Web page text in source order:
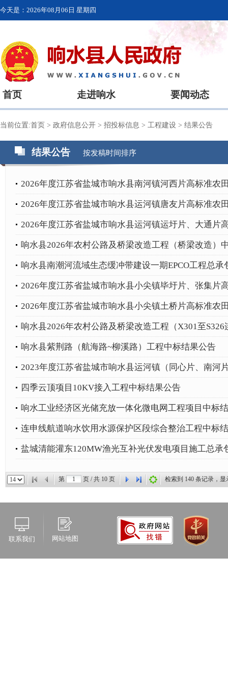
今天是： 2026年08月06日 星期四
首页 走进响水 要闻动态
当前位置:首页 > 政府信息公开 > 招投标信息 > 工程建设 > 结果公告
结果公告 按发稿时间排序
2026年度江苏省盐城市响水县南河镇河西片高标准农
2026年度江苏省盐城市响水县运河镇唐友片高标准农
2026年度江苏省盐城市响水县运河镇运圩片、大通片
响水县2026年农村公路及桥梁改造工程（桥梁改造）
响水县南潮河流域生态缓冲带建设一期EPCO工程总承
2026年度江苏省盐城市响水县小尖镇毕圩片、张集片
2026年度江苏省盐城市响水县小尖镇土桥片高标准农
响水县2026年农村公路及桥梁改造工程（X301至
响水县紫荆路（航海路~柳溪路）工程中标结果公告
2023年度江苏省盐城市响水县运河镇（同心片、南河
四季云顶项目10KV接入工程中标结果公告
响水工业经济区光储充放一体化微电网工程项目中标
连申线航道响水饮用水源保护区段综合整治工程中标
盐城清能灌东120MW渔光互补光伏发电项目施工总承
第 页 / 共 10 页 检索到 140 条记录，
联系我们 网站地图